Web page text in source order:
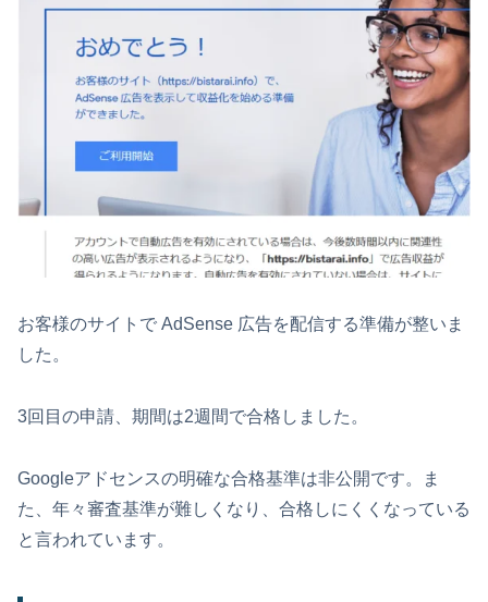
お客様のサイトで AdSense 広告を配信する準備が整いま
した。
3回目の申請、期間は2週間で合格しました。
Googleアドセンスの明確な合格基準は非公開です。ま
た、年々審査基準が難しくなり、合格しにくくなっている
と言われています。